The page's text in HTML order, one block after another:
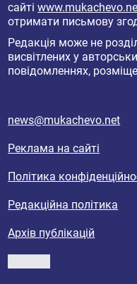
сайті
отримати письмову
Редакція може не
висвітлених у
повідомленнях,
news@mukachevo.net
Реклама на сайті
Політика
Редакційна політика
Архів публікацій